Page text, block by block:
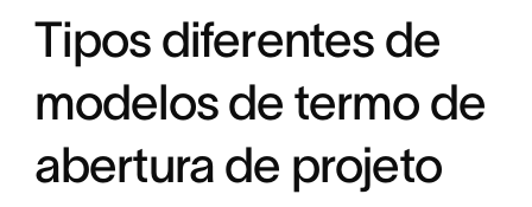
Tipos diferentes de
modelos de termo de
abertura de projeto